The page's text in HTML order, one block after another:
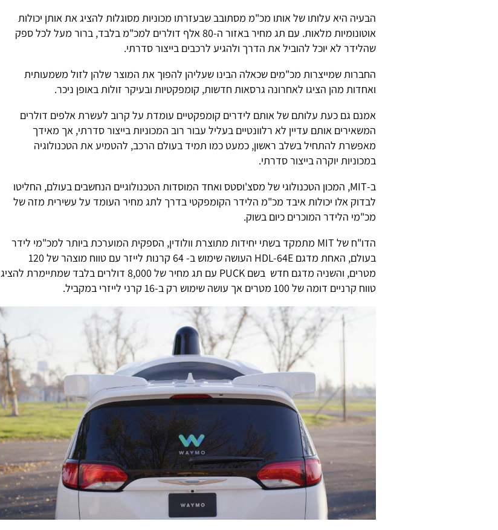
הבעיה היא עלותו של אותו מכ"מ מסתובב שבעזרתו מכוניות מסוגלות להציג את אותן יכולות
אוטונומיות מלאות. עם תג מחיר באזור ה-80 אלף דולרים למכ"מ בלבד, ברור מעל לכל ספק
שהלידר לא יוכל להוביל את הדרך ולהגיע לרכבים בייצור סדרתי.
החברות שמייצרות מכ"מים שכאלה הבינו שעליהן להפוך את המוצר שלהן לזול משמעותית
ואחדות מהן הציגו לאחרונה גרסאות חדשות, קומפקטיות ובעיקר זולות באופן ניכר.
אמנם גם כעת עלותם של אותם לידרים קומפקטיים עומדת על קרוב לעשרת אלפים דולרים
המשאירים אותם עדיין לא רלוונטיים בעליל עבור רוב המכוניות בייצור סדרתי, אך מאידך
מאפשרת להתחיל בשלב ראשון, כמעט כמו תמיד בעולם הרכב, להטמיע את הטכנולוגיה
במכוניות יוקרה בייצור סדרתי.
ב-MIT, המכון הטכנולוגי של מסצ'וסטס ואחד המוסדות הטכנולוגיים הנחשבים בעולם, החליטו
לבדוק אלו יכולות איבד מכ"מ הלידר הקומפקטי בדרך לתג מחיר העומד על עשירית מזה של
מכ"מי הלידר המוכרים כיום בשוק.
הדו"ח של MIT מתמקד בשתי יחידות מתוצרת וולודין, הספקית המוערכת ביותר למכ"מי לידר
בעולם, האחת מדגם HDL-64E העושה שימוש ב- 64 קרנות לייזר עם טווח מוצהר של 120
מטרים, והשניה מדגם חדש בשם PUCK עם תג מחיר של 8,000 דולרים בלבד שמתיימרת להציג
טווח קרניים דומה של 100 מטרים אך עושה שימוש רק ב-16 קרני לייזרי במקביל.